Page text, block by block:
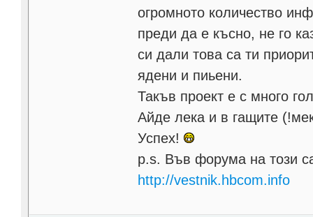
огромното количество
преди да е късно, не го
си дали това са ти
ядени и пиьени.
Такъв проект е с много
Айде лека и в гащите
Успех!
p.s. Във форума на този
http://vestnik.hbcom.info